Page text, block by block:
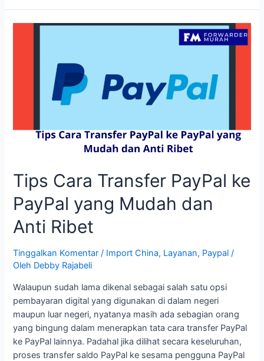
Indonesia?
Tips Cara Transfer PayPal ke
PayPal yang Mudah dan
Anti Ribet
Tinggalkan Komentar / Import China, Layanan, Paypal /
Oleh Debby Rajabeli
Walaupun sudah lama dikenal sebagai salah satu opsi
pembayaran digital yang digunakan di dalam negeri
maupun luar negeri, nyatanya masih ada sebagian orang
yang bingung dalam menerapkan tata cara transfer PayPal
ke PayPal lainnya. Padahal jika dilihat secara keseluruhan,
proses transfer saldo PayPal ke sesama pengguna PayPal